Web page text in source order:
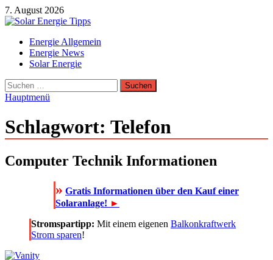
Zum
Inhalt
7. August 2026
Solar Energie Tipps
Solar Energie und Photovoltaik Informationen und Tipps
Energie Allgemein
Energie News
Solar Energie
Suchen
nach:
Hauptmenü
Schlagwort: Telefon
Computer Technik Informationen
» Gratis Informationen über den Kauf einer
Solaranlage! ►
Stromspartipp: Mit einem eigenen Balkonkraftwerk
Strom sparen!